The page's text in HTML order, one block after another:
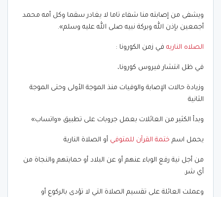
ويشفى من إصابته منا شفاء تاما لا يغادر سقما وكل أمه محمد
أجمعين بإذن الله وبركة نبيه صلى الله عليه وسلم».
الصلاه الناريه في زمن الكورونا :
في ظل انتشار فيروس كورونا،
وزيادة حالات الإصابة والوفيات منذ الموجة الأولى وحتى الموجة
الثانية
وبدأ الكثير من العائلات بعمل جروبات على تطبيق «واتساب»
يحمل اسم ختمة القرآن للمتوفي أو الصلاة النارية
من أجل نية رفع الوباء عنهم أو عن البلاد أو حمايتهم والنجاة من
أي شر.
وعملت العائلة على تقسيم الصلاة التي لا تؤدى بالركوع أو